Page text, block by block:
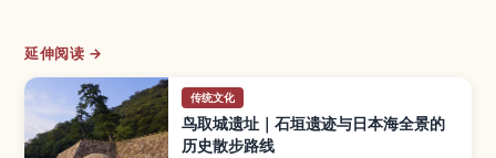
延伸阅读 →
传统文化
鸟取城遗址｜石垣遗迹与日本海全景的
历史散步路线